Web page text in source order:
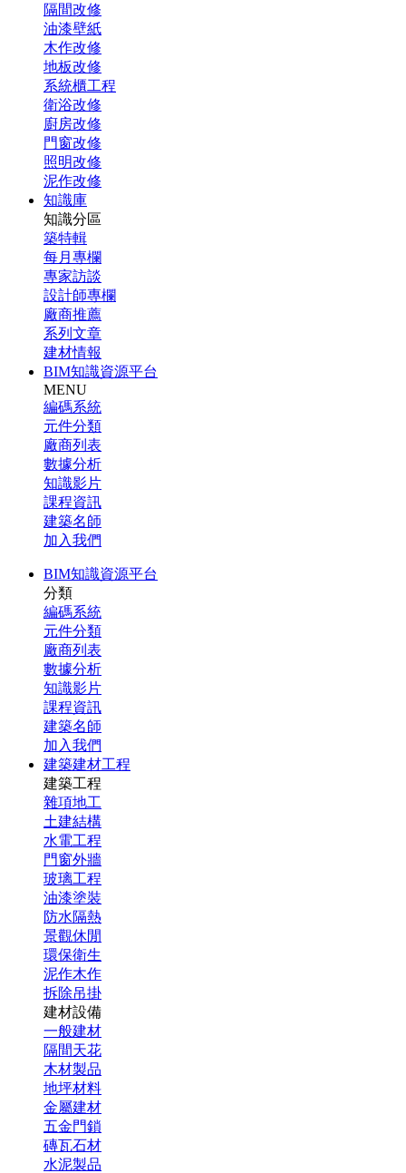
隔間改修
油漆壁紙
木作改修
地板改修
系統櫃工程
衛浴改修
廚房改修
門窗改修
照明改修
泥作改修
知識庫
知識分區
築特輯
每月專欄
專家訪談
設計師專欄
廠商推薦
系列文章
建材情報
BIM知識資源平台
MENU
編碼系統
元件分類
廠商列表
數據分析
知識影片
課程資訊
建築名師
加入我們
BIM知識資源平台
分類
編碼系統
元件分類
廠商列表
數據分析
知識影片
課程資訊
建築名師
加入我們
建築建材工程
建築工程
雜項地工
土建結構
水電工程
門窗外牆
玻璃工程
油漆塗裝
防水隔熱
景觀休閒
環保衛生
泥作木作
拆除吊掛
建材設備
一般建材
隔間天花
木材製品
地坪材料
金屬建材
五金門鎖
磚瓦石材
水泥製品